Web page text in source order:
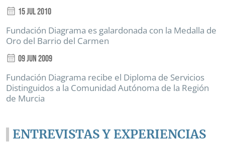
15 Jul 2010
Fundación Diagrama es galardonada con la Medalla de
Oro del Barrio del Carmen
09 Jun 2009
Fundación Diagrama recibe el Diploma de Servicios
Distinguidos a la Comunidad Autónoma de la Región
de Murcia
ENTREVISTAS Y EXPERIENCIAS